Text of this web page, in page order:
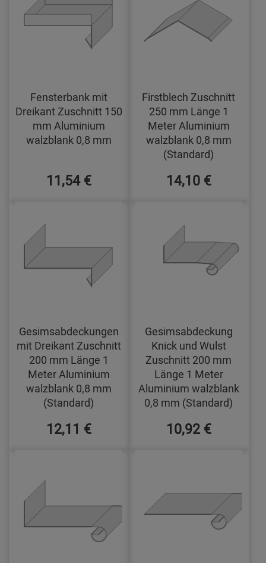
Fensterbank mit
Dreikant Zuschnitt 150
mm Aluminium
walzblank 0,8 mm
11,54 €
Firstblech Zuschnitt
250 mm Länge 1
Meter Aluminium
walzblank 0,8 mm
(Standard)
14,10 €
Gesimsabdeckungen
mit Dreikant Zuschnitt
200 mm Länge 1
Meter Aluminium
walzblank 0,8 mm
(Standard)
12,11 €
Gesimsabdeckung
Knick und Wulst
Zuschnitt 200 mm
Länge 1 Meter
Aluminium walzblank
0,8 mm (Standard)
10,92 €